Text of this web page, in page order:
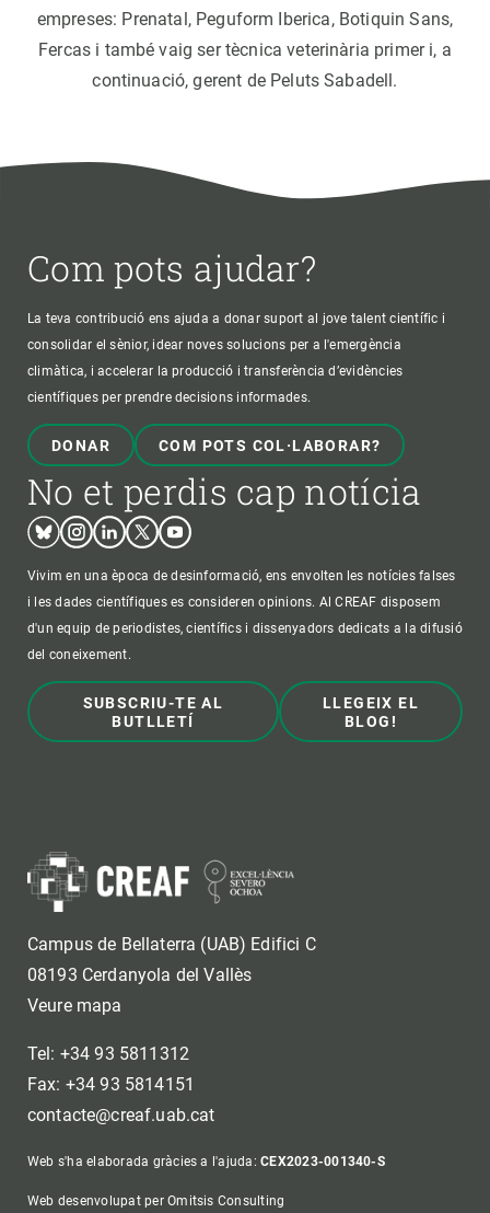
empreses: Prenatal, Peguform Iberica, Botiquin Sans,
Fercas i també vaig ser tècnica veterinària primer i, a
continuació, gerent de Peluts Sabadell.
Com pots ajudar?
La teva contribució ens ajuda a donar suport al jove talent científic i
consolidar el sènior, idear noves solucions per a l'emergència
climàtica, i accelerar la producció i transferència d’evidències
científiques per prendre decisions informades.
DONAR COM POTS COL·LABORAR?
No et perdis cap notícia
BlueskyInstagram
LinkedinTwitterYoutube
Vivim en una època de desinformació, ens envolten les notícies falses
i les dades científiques es consideren opinions. Al CREAF disposem
d'un equip de periodistes, científics i dissenyadors dedicats a la difusió
del coneixement.
SUBSCRIU-TE AL
BUTLLETÍ
LLEGEIX EL
BLOG!
Campus de Bellaterra (UAB) Edifici C
08193 Cerdanyola del Vallès
Veure mapa
Tel: +34 93 5811312
Fax: +34 93 5814151
contacte@creaf.uab.cat
Web s'ha elaborada gràcies a l'ajuda:CEX2023-001340-S
Web desenvolupat per Omitsis Consulting